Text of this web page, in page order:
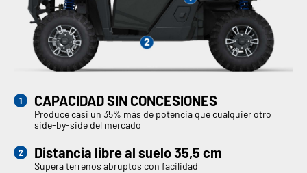
CAPACIDAD SIN CONCESIONES
Produce casi un 35% más de potencia que cualquier otro
side-by-side del mercado
Distancia libre al suelo 35,5 cm
Supera terrenos abruptos con facilidad